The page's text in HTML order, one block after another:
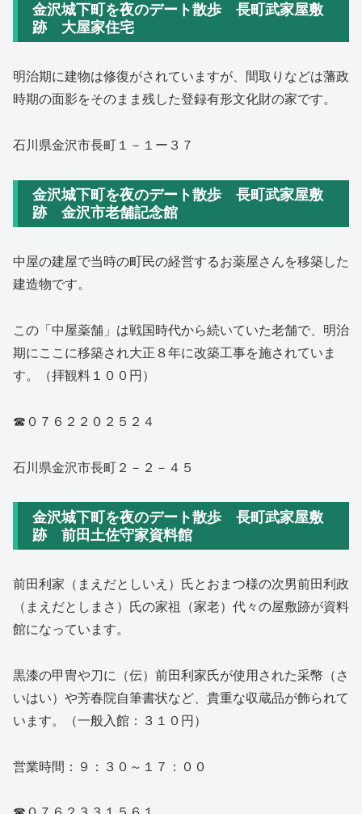
金沢城下町を夜のデート散歩 長町武家屋敷
跡 大屋家住宅
明治期に建物は修復がされていますが、間取りなどは藩政
時期の面影をそのまま残した登録有形文化財の家です。
石川県金沢市長町１－１ー３７
金沢城下町を夜のデート散歩 長町武家屋敷
跡 金沢市老舗記念館
中屋の建屋で当時の町民の経営するお薬屋さんを移築した
建造物です。
この「中屋薬舗」は戦国時代から続いていた老舗で、明治
期にここに移築され大正８年に改築工事を施されていま
す。（拝観料１００円）
☎０７６２２０２５２４
石川県金沢市長町２－２－４５
金沢城下町を夜のデート散歩 長町武家屋敷
跡 前田土佐守家資料館
前田利家（まえだとしいえ）氏とおまつ様の次男前田利政
（まえだとしまさ）氏の家祖（家老）代々の屋敷跡が資料
館になっています。
黒漆の甲冑や刀に（伝）前田利家氏が使用された采幣（さ
いはい）や芳春院自筆書状など、貴重な収蔵品が飾られて
います。（一般入館：３１０円）
営業時間：９：３０～１７：００